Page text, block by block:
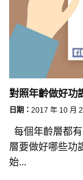
對照年齡做好功
日期： 2017 年 10 月
每個年齡層都
層要做好哪些功
始...